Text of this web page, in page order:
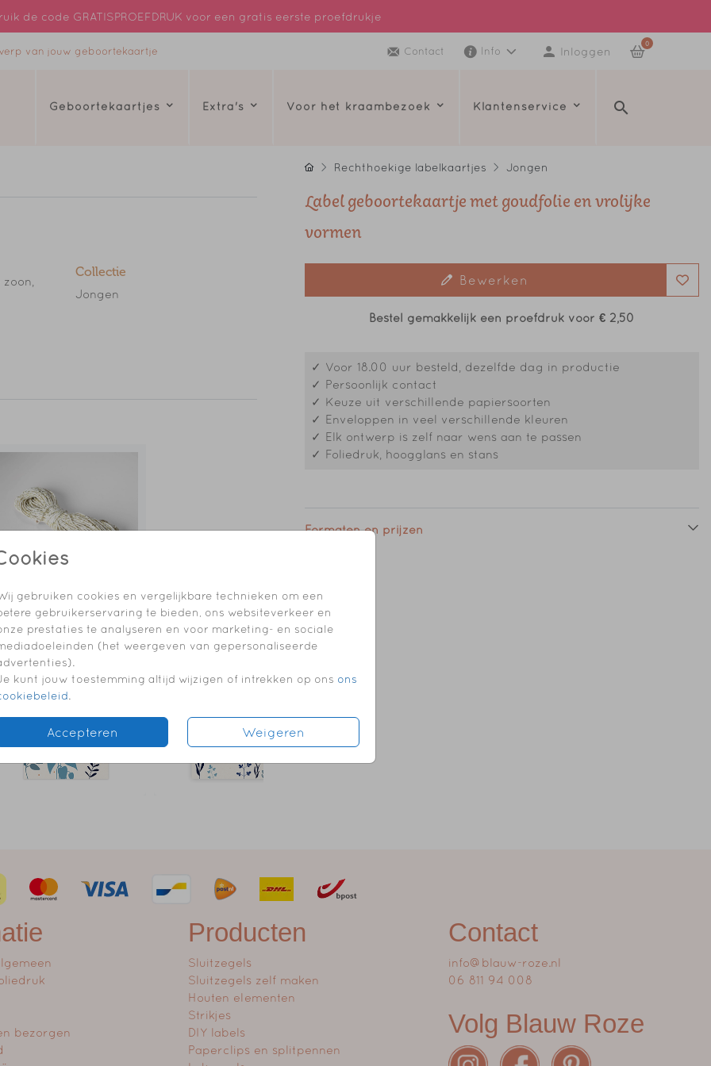
de code GRATISPROEFDRUK voor een gratis eerste proefdrukje
van jouw geboortekaartje Contact Info Inloggen
0
Geboortekaartjes Extra's Voor het kraambezoek Klantenservice
gebruiken cookies en vergelijkbare technieken om een
gebruikerservaring te bieden, ons websiteverkeer en
prestaties te analyseren en voor marketing- en sociale
(het weergeven van gepersonaliseerde
kunt jouw toestemming altijd wijzigen of intrekken op ons ons
.
Accepteren Weigeren
Collectie
Jongen
Rechthoekige labelkaartjes Jongen
Label geboortekaartje met goudfolie en vrolijke
vormen
Bewerken
Bestel gemakkelijk een proefdruk voor € 2,50
✓ Voor 18.00 uur besteld, dezelfde dag in productie
✓ Persoonlijk contact
✓ Keuze uit verschillende papiersoorten
✓ Enveloppen in veel verschillende kleuren
✓ Elk ontwerp is zelf naar wens aan te passen
✓ Foliedruk, hoogglans en stans
Formaten en prijzen
bezorgen
Producten
Sluitzegels
Sluitzegels zelf maken
Houten elementen
Strikjes
DIY labels
Paperclips en splitpennen
Contact
info@blauw-roze.nl
06 811 94 008
Volg Blauw Roze